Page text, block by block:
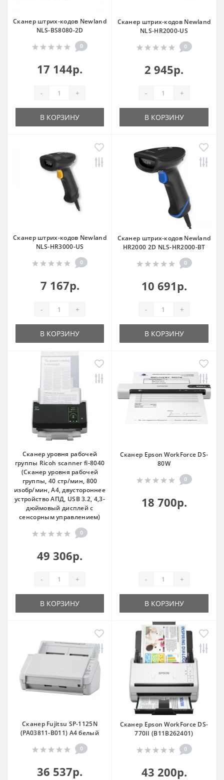
Сканер штрих-кодов Newland
NLS-BS8080-2D
0
17 144р.
- +
В КОРЗИНУ
Сканер штрих-кодов Newland
NLS-HR2000-US
0
2 945р.
- +
В КОРЗИНУ
Сканер штрих-кодов Newland
NLS-HR3000-US
0
7 167р.
- +
В КОРЗИНУ
Сканер штрих-кодов Newland
HR2000 2D NLS-HR2000-BT
0
10 691р.
- +
В КОРЗИНУ
Сканер уровня рабочей
группы Ricoh scanner fi-8040
(Сканер уровня рабочей
группы, 40 стр/мин, 800
изобр/мин, А4, двустороннее
устройство АПД, USB 3.2, 4,3-
дюймовый дисплей с
сенсорным управлением)
0
49 306р.
- +
В КОРЗИНУ
Сканер Epson WorkForce DS-
80W
0
18 700р.
- +
В КОРЗИНУ
Сканер Fujitsu SP-1125N
(PA03811-B011) A4 белый
0
36 537р.
Сканер Epson WorkForce DS-
770II (B11B262401)
0
43 200р.